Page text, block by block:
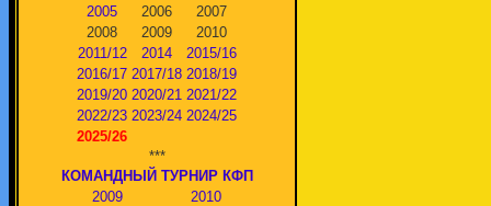
2005
2006
2007
2008
2009
2010
2011/12
2014
2015/16
2016/17 2017/18 2018/19
2019/20 2020/21 2021/22
2022/23 2023/24 2024/25
2025/26
***
КОМАНДНЫЙ ТУРНИР КФП
2009
2010